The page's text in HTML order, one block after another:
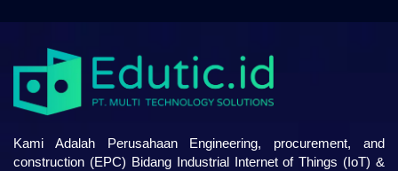
Kami Adalah Perusahaan Engineering, procurement, and
construction (EPC) Bidang Industrial Internet of Things (IoT) &